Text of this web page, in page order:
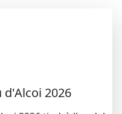
d'Alcoi 2026